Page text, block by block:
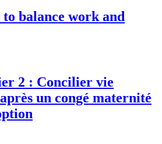
balance work and
2 : Concilier vie
un congé maternité